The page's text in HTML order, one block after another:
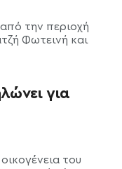
την περιοχή
Φωτεινή και
για
του